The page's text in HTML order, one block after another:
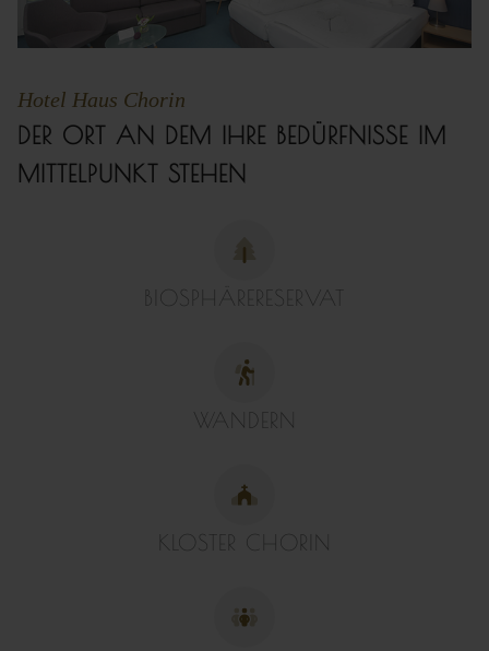
Hotel Haus Chorin
DER ORT AN DEM IHRE BEDÜRFNISSE IM
MITTELPUNKT STEHEN
BIOSPHÄRERESERVAT
WANDERN
KLOSTER CHORIN